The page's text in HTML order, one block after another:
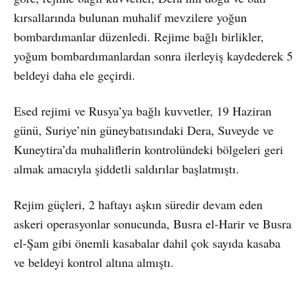
kırsallarında bulunan muhalif mevzilere yoğun
bombardımanlar düzenledi. Rejime bağlı birlikler,
yoğum bombardımanlardan sonra ilerleyiş kaydederek 5
beldeyi daha ele geçirdi.
Esed rejimi ve Rusya’ya bağlı kuvvetler, 19 Haziran
günü, Suriye’nin güneybatısındaki Dera, Suveyde ve
Kuneytira’da muhaliflerin kontrolündeki bölgeleri geri
almak amacıyla şiddetli saldırılar başlatmıştı.
Rejim güçleri, 2 haftayı aşkın süredir devam eden
askeri operasyonlar sonucunda, Busra el-Harir ve Busra
el-Şam gibi önemli kasabalar dahil çok sayıda kasaba
ve beldeyi kontrol altına almıştı.